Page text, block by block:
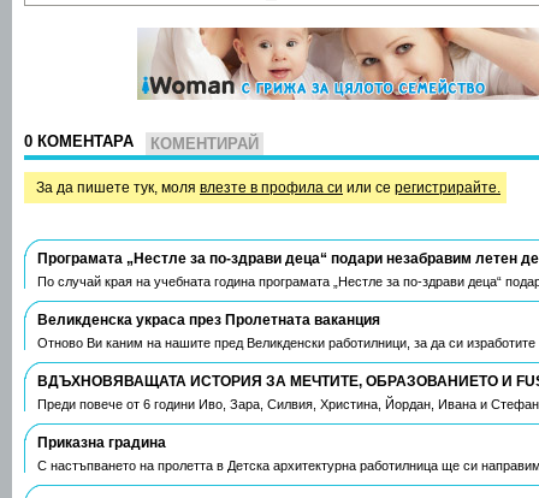
0 КОМЕНТАРА КОМЕНТИРАЙ
За да пишете тук, моля влезте в профила си или се регистрирайте.
Програмата „Нестле за по-здрави деца“ подари незабравим летен
По случай края на учебната година програмата „Нестле за по-здрави деца“
Великденска украса през Пролетната ваканция
Отново Ви каним на нашите пред Великденски работилници, за да си
ВДЪХНОВЯВАЩАТА ИСТОРИЯ ЗА МЕЧТИТЕ, ОБРАЗОВАНИЕТО И
Преди повече от 6 години Иво, Зара, Силвия, Христина, Йордан, Ивана и
Приказна градина
С настъпването на пролетта в Детска архитектурна работилница ще си